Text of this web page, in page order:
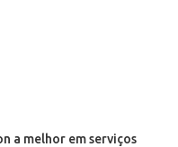
a melhor em serviços